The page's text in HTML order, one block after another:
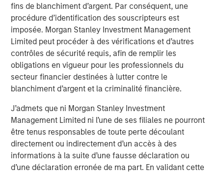
fins de blanchiment d’argent. Par conséquent, une
procédure d’identification des souscripteurs est
imposée. Morgan Stanley Investment Management
Limited peut procéder à des vérifications et d’autres
contrôles de sécurité requis, afin de remplir les
obligations en vigueur pour les professionnels du
secteur financier destinées à lutter contre le
blanchiment d’argent et la criminalité financière.
J’admets que ni Morgan Stanley Investment
Management Limited ni l’une de ses filiales ne pourront
être tenus responsables de toute perte découlant
directement ou indirectement d’un accès à des
informations à la suite d’une fausse déclaration ou
d’une déclaration erronée de ma part. En validant cette
acteurs de ce secteur tirent l’essentiel de leurs bénéfices
de contrats de maintenance à marges élevées sur la
base des équipements installés, et non de l’installation
des ascenseurs. Pour Otis, qui figure dans notre
portefeuille, ces contrats - environ la moitié de son
chiffre d'affaires - génèrent 75 % de ses bénéfices. Le
type de marché de services après-vente que nous
apprécions tout particulièrement. L’entreprise a fait
lorsque les confinements ont considérablement réduit
l’utilisation des ascenseurs. Le chiffre d’affaires
organique d’Otis n’a chuté que de 2 %, le chiffre d’affaires
de son activité de maintenance n’a baissé que de 1 % et
ses bénéfices ont crû de près de 2 %.2